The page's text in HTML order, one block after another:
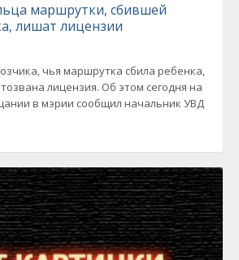
маршрутки, сбившей
лишат лицензии
чья маршрутка сбила ребенка,
лицензия. Об этом сегодня на
в мэрии сообщил начальник УВД